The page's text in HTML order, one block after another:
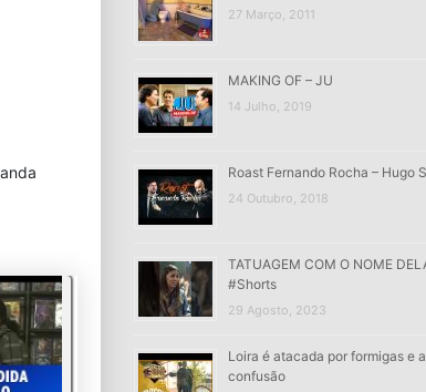
27 Março, 2011
MAKING OF – JU
14 Julho, 2019
Roast Fernando Rocha – Hugo
24 Outubro, 2018
TATUAGEM COM O NOME
#Shorts
29 Agosto, 2023
Loira é atacada por formigas e
confusão